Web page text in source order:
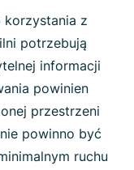
korzystania z
potrzebują
informacji
powinien
przestrzeni
powinno być
ruchu